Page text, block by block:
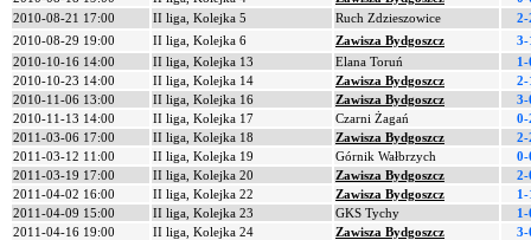
2010-08-21 17:00
II liga, Kolejka 5 Ruch Zdzieszowice
2-
2010-08-29 19:00
II liga, Kolejka 6 Zawisza Bydgoszcz
3-
2010-10-16 14:00
II liga, Kolejka 13 Elana Toruń
1-
2010-10-23 14:00
II liga, Kolejka 14 Zawisza Bydgoszcz
2-
2010-11-06 13:00
II liga, Kolejka 16 Zawisza Bydgoszcz
3-
2010-11-13 14:00
II liga, Kolejka 17 Czarni Żagań
0-
2011-03-06 17:00
II liga, Kolejka 18 Zawisza Bydgoszcz
2-
2011-03-12 11:00
II liga, Kolejka 19 Górnik Wałbrzych
0-
2011-03-19 17:00
II liga, Kolejka 20 Zawisza Bydgoszcz
2-
2011-04-02 16:00
II liga, Kolejka 22 Zawisza Bydgoszcz
1-
2011-04-09 15:00
II liga, Kolejka 23 GKS Tychy
1-
2011-04-16 19:00
II liga, Kolejka 24 Zawisza Bydgoszcz 3-